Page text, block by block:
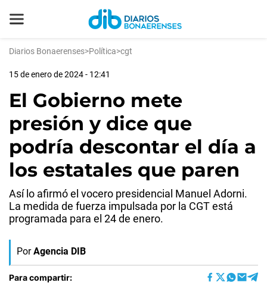
Diarios Bonaerenses>Política>cgt
15 de enero de 2024 - 12:41
El Gobierno mete
presión y dice que
podría descontar el día a
los estatales que paren
Así lo afirmó el vocero presidencial Manuel Adorni.
La medida de fuerza impulsada por la CGT está
programada para el 24 de enero.
Por Agencia DIB
Para compartir: